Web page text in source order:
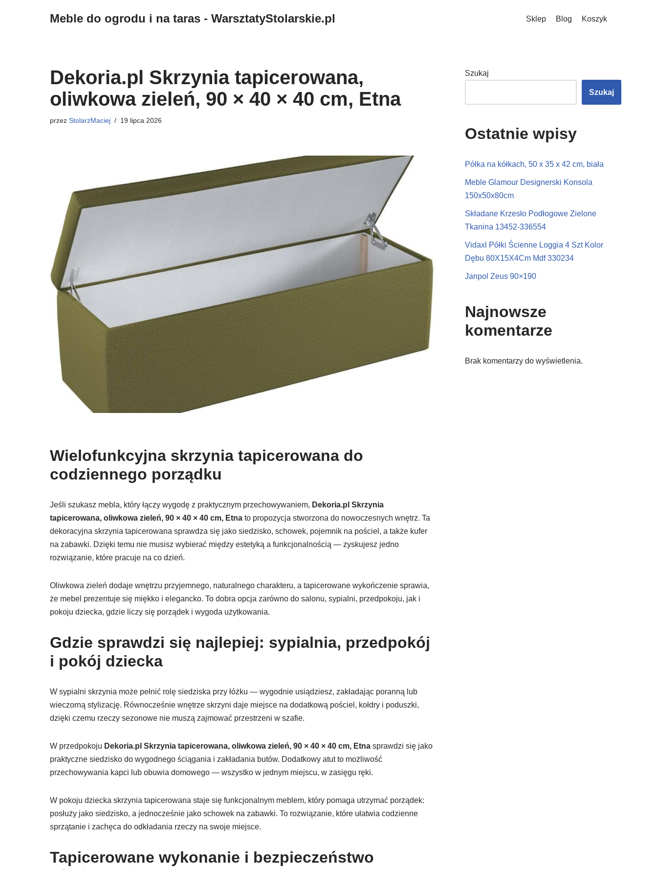
Meble do ogrodu i na taras - WarsztatyStolarskie.pl Sklep Blog Koszyk
Dekoria.pl Skrzynia tapicerowana,
oliwkowa zieleń, 90 × 40 × 40 cm, Etna
przez StolarzMaciej 19 lipca 2026
Wielofunkcyjna skrzynia tapicerowana do
codziennego porządku
Jeśli szukasz mebla, który łączy wygodę z praktycznym przechowywaniem, Dekoria.pl Skrzynia
tapicerowana, oliwkowa zieleń, 90 × 40 × 40 cm, Etna to propozycja stworzona do nowoczesnych wnętrz. Ta
dekoracyjna skrzynia tapicerowana sprawdza się jako siedzisko, schowek, pojemnik na pościel, a także kufer
na zabawki. Dzięki temu nie musisz wybierać między estetyką a funkcjonalnością — zyskujesz jedno
rozwiązanie, które pracuje na co dzień.
Oliwkowa zieleń dodaje wnętrzu przyjemnego, naturalnego charakteru, a tapicerowane wykończenie sprawia,
że mebel prezentuje się miękko i elegancko. To dobra opcja zarówno do salonu, sypialni, przedpokoju, jak i
pokoju dziecka, gdzie liczy się porządek i wygoda użytkowania.
Gdzie sprawdzi się najlepiej: sypialnia, przedpokój
i pokój dziecka
W sypialni skrzynia może pełnić rolę siedziska przy łóżku — wygodnie usiądziesz, zakładając poranną lub
wieczorną stylizację. Równocześnie wnętrze skrzyni daje miejsce na dodatkową pościel, kołdry i poduszki,
dzięki czemu rzeczy sezonowe nie muszą zajmować przestrzeni w szafie.
W przedpokoju Dekoria.pl Skrzynia tapicerowana, oliwkowa zieleń, 90 × 40 × 40 cm, Etna sprawdzi się jako
praktyczne siedzisko do wygodnego ściągania i zakładania butów. Dodatkowy atut to możliwość
przechowywania kapci lub obuwia domowego — wszystko w jednym miejscu, w zasięgu ręki.
W pokoju dziecka skrzynia tapicerowana staje się funkcjonalnym meblem, który pomaga utrzymać porządek:
posłuży jako siedzisko, a jednocześnie jako schowek na zabawki. To rozwiązanie, które ułatwia codzienne
sprzątanie i zachęca do odkładania rzeczy na swoje miejsce.
Tapicerowane wykonanie i bezpieczeństwo
Szukaj
Szukaj
Ostatnie wpisy
Półka na kółkach, 50 x 35 x 42 cm, biała
Meble Glamour Designerski Konsola
150x50x80cm
Składane Krzesło Podłogowe Zielone
Tkanina 13452-336554
Vidaxl Półki Ścienne Loggia 4 Szt Kolor
Dębu 80X15X4Cm Mdf 330234
Janpol Zeus 90×190
Najnowsze
komentarze
Brak komentarzy do wyświetlenia.